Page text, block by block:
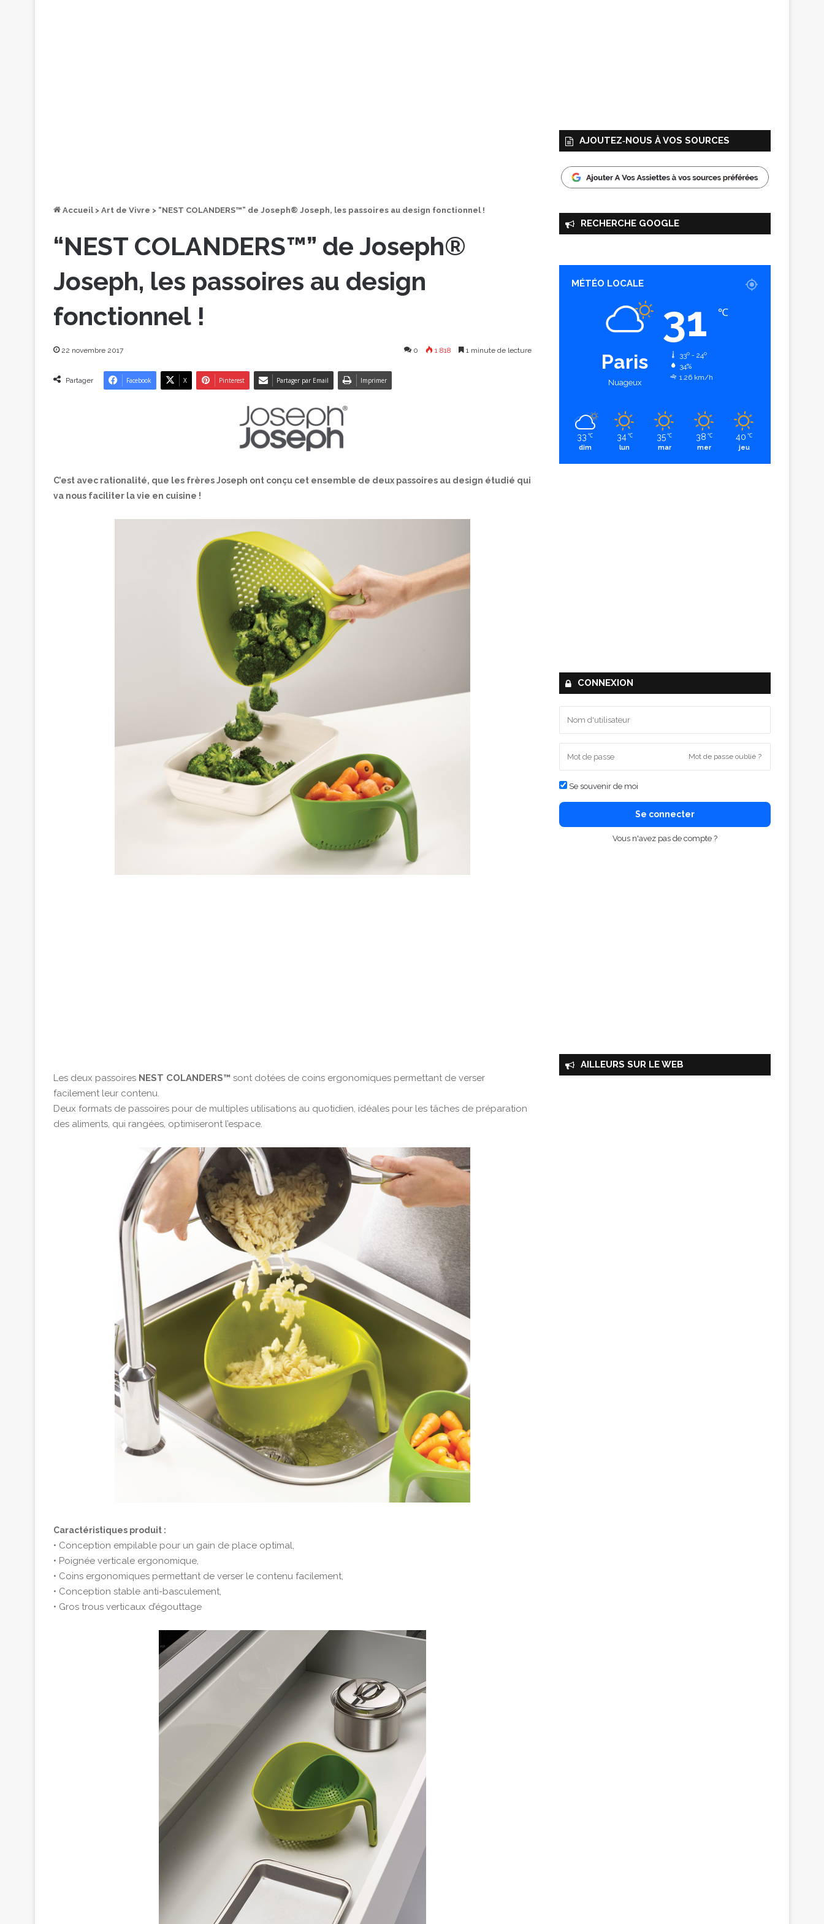
Accueil > Art de Vivre > “NEST COLANDERS™” de Joseph® Joseph, les passoires au design fonctionnel !
“NEST COLANDERS™” de Joseph®
Joseph, les passoires au design
fonctionnel !
22 novembre 2017 0 1 818 1 minute de lecture
Partager Facebook X Pinterest Partager par Email Imprimer
C’est avec rationalité, que les frères Joseph ont conçu cet ensemble de deux passoires au design étudié qui
va nous faciliter la vie en cuisine !
Les deux passoires NEST COLANDERS™ sont dotées de coins ergonomiques permettant de verser
facilement leur contenu.
Deux formats de passoires pour de multiples utilisations au quotidien, idéales pour les tâches de préparation
des aliments, qui rangées, optimiseront l’espace.
Caractéristiques produit :
• Conception empilable pour un gain de place optimal,
• Poignée verticale ergonomique,
• Coins ergonomiques permettant de verser le contenu facilement,
• Conception stable anti-basculement,
• Gros trous verticaux d’égouttage
AJOUTEZ‑NOUS À VOS SOURCES
RECHERCHE GOOGLE
MÉTÉO LOCALE
Paris
Nuageux
31 ℃
33º - 24º
34%
1.26 km/h
33 ℃
dim
34 ℃
lun
35 ℃
mar
38 ℃
mer
40 ℃
jeu
CONNEXION
Mot de passe oublié ?
Se souvenir de moi
Se connecter
Vous n'avez pas de compte ?
AILLEURS SUR LE WEB